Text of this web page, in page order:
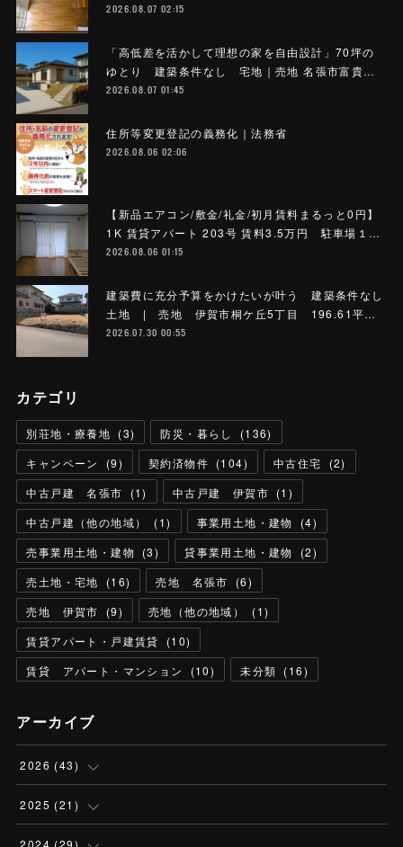
2026.08.07 02:15
「高低差を活かして理想の家を自由設計」70坪の
ゆとり 建築条件なし 宅地｜売地 名張市富貴…
2026.08.07 01:45
住所等変更登記の義務化｜法務省
2026.08.06 02:06
【新品エアコン/敷金/礼金/初月賃料まるっと0円】
1K 賃貸アパート 203号 賃料3.5万円 駐車場１…
2026.08.06 01:15
建築費に充分予算をかけたいが叶う 建築条件なし
土地 | 売地 伊賀市桐ケ丘5丁目 196.61平…
2026.07.30 00:55
カテゴリ
別荘地・療養地 (3) 防災・暮らし (136)
キャンペーン
(9) 契約済物件 (104) 中古住宅 (2)
中古戸建 名張市
(1) 中古戸建 伊賀市 (1 )
中古戸建（他の地域）
(1) 事業用土地・建物 (4)
売事業用土地・建物
(3) 貸事業用土地・建物 (2)
売土地・宅地
(16) 売地 名張市 (6)
売地 伊賀市
(9) 売地（他の地域） (1)
賃貸アパート・戸建賃貸
(10)
賃貸 アパート・マンション
(10) 未分類 (16)
アーカイブ
2026 (43)
(4 )
(13
2025 (21 )
(1)
2024 (29)